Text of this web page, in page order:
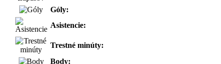
Góly:
Asistencie:
Trestné minúty:
Body: